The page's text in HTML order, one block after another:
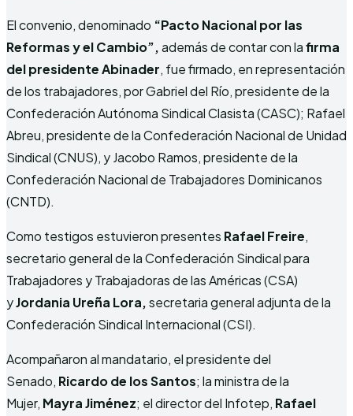
El convenio, denominado “Pacto Nacional por las
Reformas y el Cambio”,además de contar con lafirma
del presidente Abinader, fue firmado, en representación
de los trabajadores, por Gabriel del Río, presidente de la
Confederación Autónoma Sindical Clasista (CASC); Rafael
Abreu, presidente de la Confederación Nacional de Unidad
Sindical (CNUS), y Jacobo Ramos, presidente de la
Confederación Nacional de Trabajadores Dominicanos
(CNTD).
Como testigos estuvieron presentes Rafael Freire,
secretario general de la Confederación Sindical para
Trabajadores y Trabajadoras de las Américas (CSA)
yJordania Ureña Lora,secretaria general adjunta de la
Confederación Sindical Internacional (CSI).
Acompañaron al mandatario, el presidente del
Senado, Ricardo de los Santos; la ministra de la
Mujer, Mayra Jiménez; el director del Infotep, Rafael